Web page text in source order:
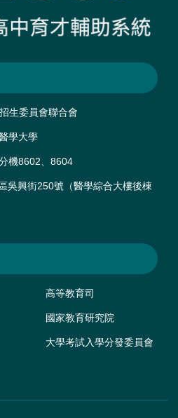
生委員會聯合會
學大學
機8602、8604
吳興街250號（醫學綜合大樓後棟
高等教育司
國家教育研究院
大學考試入學分發委員會